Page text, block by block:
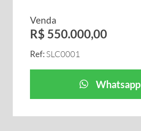
Venda
R$ 550.000,00
Ref: SLC0001
Whatsapp